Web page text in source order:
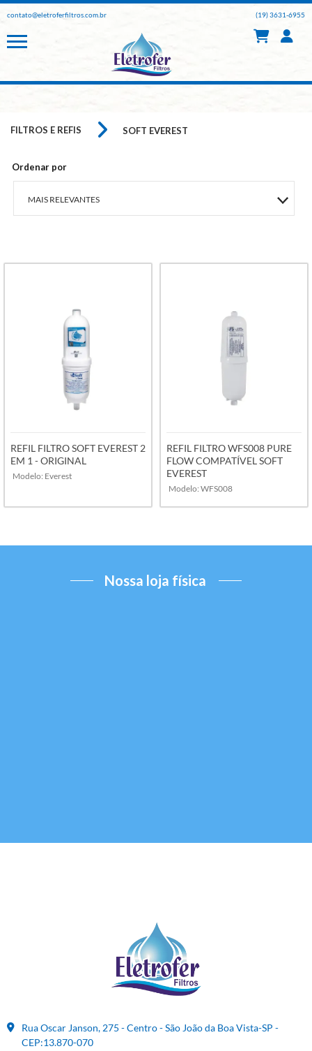
contato@eletroferfiltros.com.br (19) 3631-6955
FILTROS E REFIS SOFT EVEREST
Ordenar por
MAIS RELEVANTES
REFIL FILTRO SOFT EVEREST 2
EM 1 - ORIGINAL
Modelo: Everest
REFIL FILTRO WFS008 PURE
FLOW COMPATÍVEL SOFT
EVEREST
Modelo: WFS008
Nossa loja física
Rua Oscar Janson, 275 - Centro - São João da Boa Vista-SP -
CEP:13.870-070